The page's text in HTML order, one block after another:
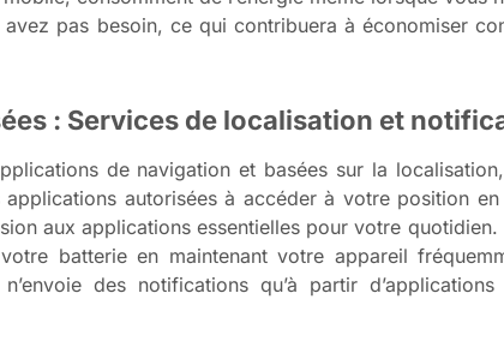
avez pas besoin, ce qui contribuera à économiser
: Services de localisation et
de navigation et basées sur la
autorisées à accéder à votre position
aux applications essentielles pour votre
batterie en maintenant votre appareil
des notifications qu’à partir